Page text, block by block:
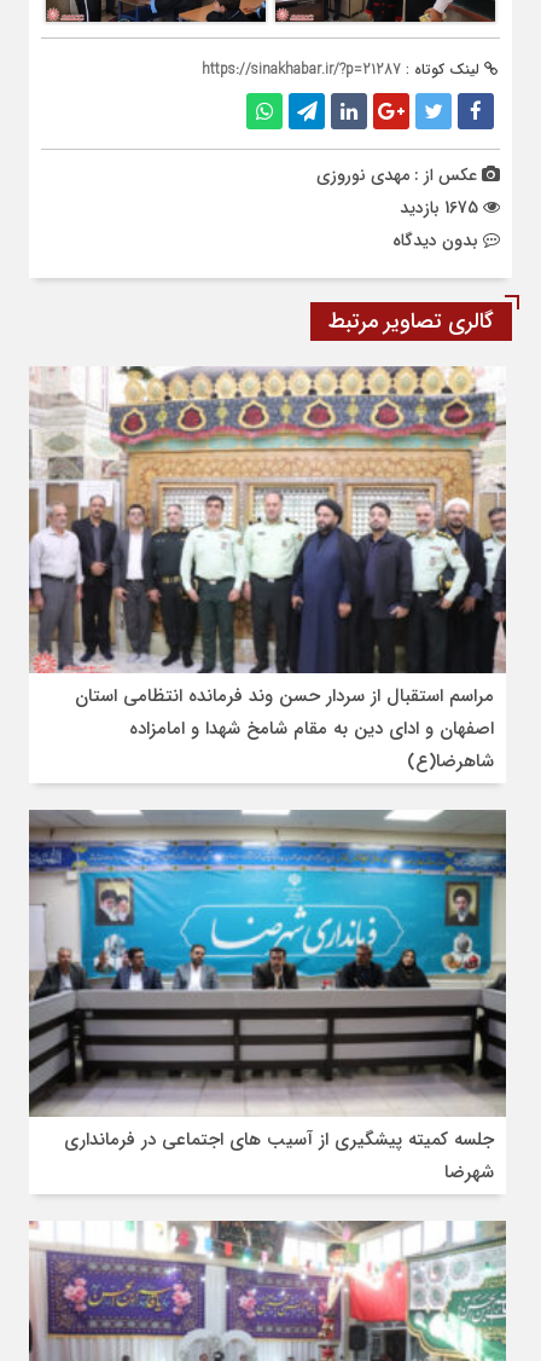
لینک کوتاه : https://sinakhabar.ir/?p=21287
عکس از : مهدی نوروزی
بدون دیدگاه
گالری تصاویر مرتبط
مراسم استقبال از سردار حسن وند فرمانده انتظامی استان
اصفهان و ادای دین به مقام شامخ شهدا و امامزاده
شاهرضا(ع)
جلسه کمیته پیشگیری از آسیب های اجتماعی در فرمانداری
شهرضا